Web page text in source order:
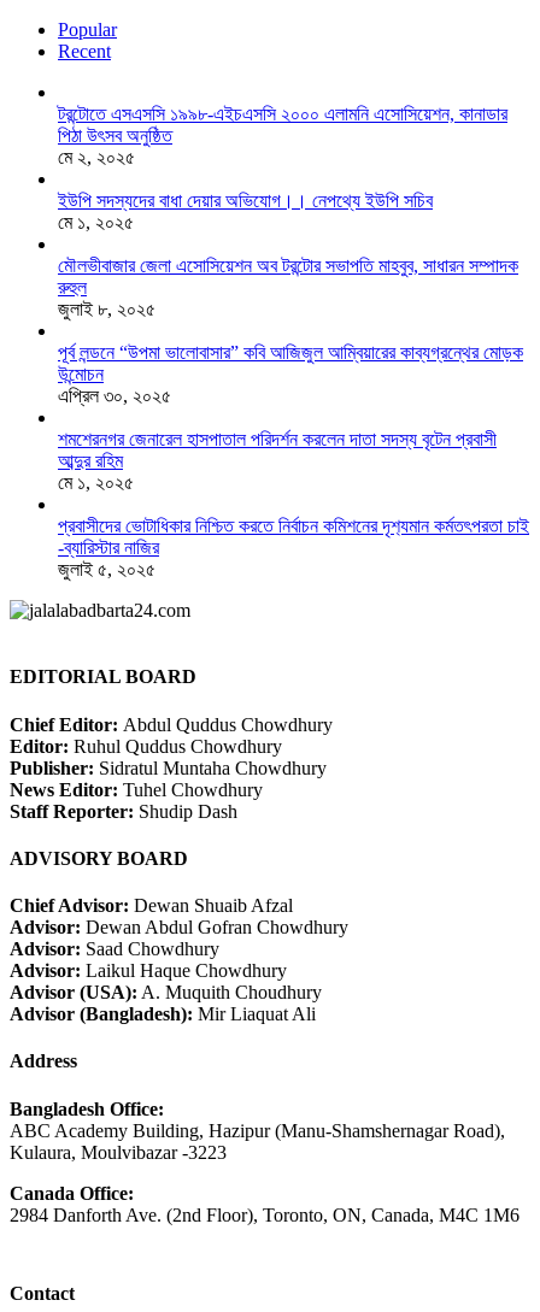
Popular
Recent
টরন্টোতে এসএসসি ১৯৯৮-এইচএসসি ২০০০ এলামনি এসোসিয়েশন, কানাডার
পিঠা উৎসব অনুষ্ঠিত
মে ২, ২০২৫
ইউপি সদস্যদের বাধা দেয়ার অভিযোগ।। নেপথ্যে ইউপি সচিব
মে ১, ২০২৫
মৌলভীবাজার জেলা এসোসিয়েশন অব টরন্টোর সভাপতি মাহবুব, সাধারন সম্পাদক
রুহুল
জুলাই ৮, ২০২৫
পূর্ব লন্ডনে “উপমা ভালোবাসার” কবি আজিজুল আম্বিয়ারের কাব্যগ্রন্থের মোড়ক
উন্মোচন
এপ্রিল ৩০, ২০২৫
শমশেরনগর জেনারেল হাসপাতাল পরিদর্শন করলেন দাতা সদস্য বৃটেন প্রবাসী
আব্দুর রহিম
মে ১, ২০২৫
প্রবাসীদের ভোটাধিকার নিশ্চিত করতে নির্বাচন কমিশনের দৃশ‍্যমান কর্মতৎপরতা চাই
-ব্যারিস্টার নাজির
জুলাই ৫, ২০২৫
EDITORIAL BOARD
Chief Editor: Abdul Quddus Chowdhury
Editor: Ruhul Quddus Chowdhury
Publisher: Sidratul Muntaha Chowdhury
News Editor: Tuhel Chowdhury
Staff Reporter: Shudip Dash
ADVISORY BOARD
Chief Advisor: Dewan Shuaib Afzal
Advisor: Dewan Abdul Gofran Chowdhury
Advisor: Saad Chowdhury
Advisor: Laikul Haque Chowdhury
Advisor (USA): A. Muquith Choudhury
Advisor (Bangladesh): Mir Liaquat Ali
Address
Bangladesh Office:
ABC Academy Building, Hazipur (Manu-Shamshernagar Road),
Kulaura, Moulvibazar -3223
Canada Office:
2984 Danforth Ave. (2nd Floor), Toronto, ON, Canada, M4C 1M6
Contact